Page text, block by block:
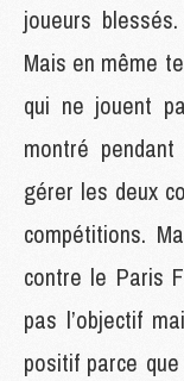
joueurs
Mais en même
qui ne jouent
montré
gérer les deux
compétitions.
contre le Paris
pas l’objectif
positif parce